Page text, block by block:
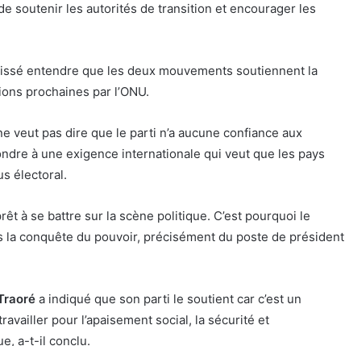
soutenir les autorités de transition et encourager les
entendre que les deux mouvements soutiennent la
prochaines par l’ONU.
pas dire que le parti n’a aucune confiance aux
à une exigence internationale qui veut que les pays
électoral.
à se battre sur la scène politique. C’est pourquoi le
conquête du pouvoir, précisément du poste de président
a indiqué que son parti le soutient car c’est un
pour l’apaisement social, la sécurité et
a-t-il conclu.